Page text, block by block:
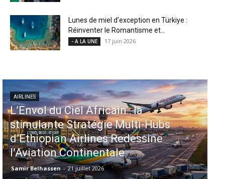
Lunes de miel d’exception en Türkiye :
Réinventer le Romantisme et...
- A LA UNE 17 juin 2026
- A LA UNE
Aéroports US : les États-Unis
injectent 870 millions de
dans 339 projets, Los
Miami en tête
Samir Belhassen - 6 août 2026
Hubs